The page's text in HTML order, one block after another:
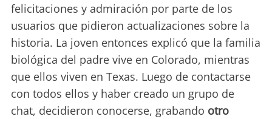
felicitaciones y admiración por parte de los
usuarios que pidieron actualizaciones sobre la
historia. La joven entonces explicó que la familia
biológica del padre vive en Colorado, mientras
que ellos viven en Texas. Luego de contactarse
con todos ellos y haber creado un grupo de
chat, decidieron conocerse, grabando otro